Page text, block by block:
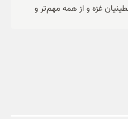
غزه و از همه مهم‌تر و